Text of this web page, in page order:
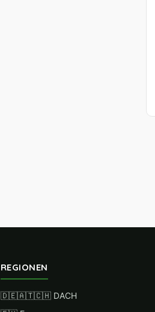
REGIONEN
🇩🇪🇦🇹🇨🇭 DACH